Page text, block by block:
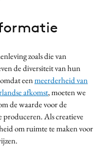
zoals die van
de diversiteit van hun
eenmeerderheid van
afkomst, moeten we
de waarde voor de
produceren. Als creatieve
om ruimte te maken voor